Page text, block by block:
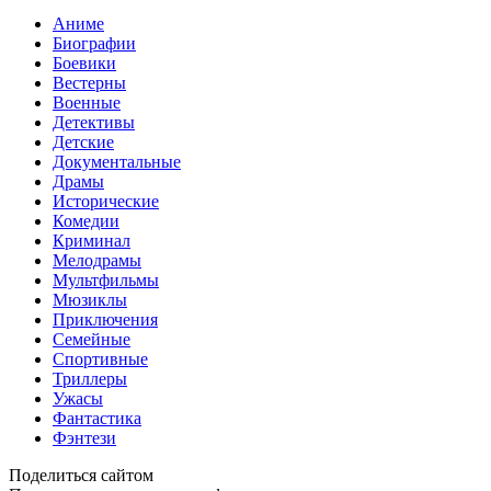
Аниме
Биографии
Боевики
Вестерны
Военные
Детективы
Детские
Документальные
Драмы
Исторические
Комедии
Криминал
Мелодрамы
Мультфильмы
Мюзиклы
Приключения
Семейные
Спортивные
Триллеры
Ужасы
Фантастика
Фэнтези
Поделиться сайтом